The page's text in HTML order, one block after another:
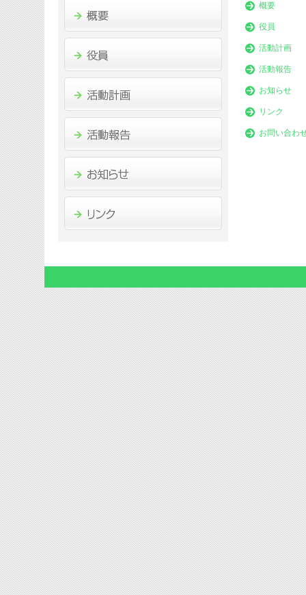
概要
役員
活動計画
活動報告
お知らせ
リンク
お問い合わ